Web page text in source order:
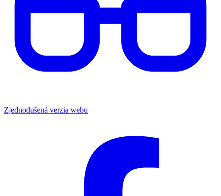
Zjednodušená verzia webu